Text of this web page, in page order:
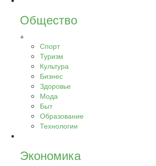
Общество
+
Спорт
Туризм
Культура
Бизнес
Здоровье
Мода
Быт
Образование
Технологии
Экономика